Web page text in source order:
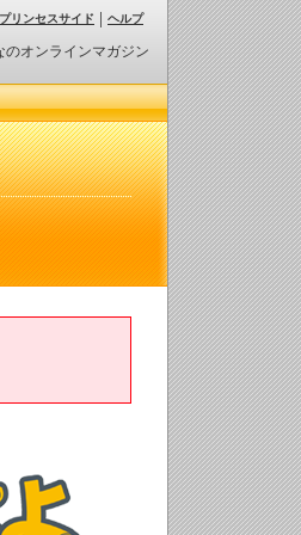
のオンラインマガジン
プリンセスサイド ヘルプ